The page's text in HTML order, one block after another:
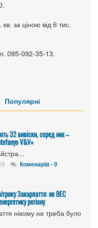
за ціною від 6 тис.
095-092-35-13.
Популярні
32 вивіски, серед них –
V&V»
Коменарів - 0
Закарпаття: як ВЕС
регіону
нікому не треба було